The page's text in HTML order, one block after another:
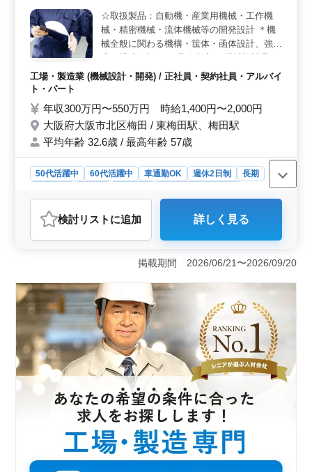
トの時間も確保できます。特に車での通勤を希望される
方にとって便利で快適な職場です。 ＜ベテランも活
躍できる、年齢を問わない設計職＞ 年齢に関係なく活
躍できる環境で、50代・60代も積極採用中です。機械設
計の経験が5年以上あれば応募可能で、豊富なスキルや知
識を即戦力として活かせます。これまでの経験を評価さ
れたい方におすすめです。
☆取扱製品：自動機・産業用機械・工作機
械・精密機械・流体機械等の開発設計 ＊機
械全般に関わる機構・筺体・函体設計、強
・使用ソフト：AutoCAD、PTC など(その他
書作成、評価試験、打合せ 等 備考 ・週休2
日制 ・作業着支給 ・雇用形態相談可能(正社
員、契約社員、パート) 機械設計経験者のみ
求人になります。 取扱製品不問 50代以上機
械設計経験者急募 まずはお気軽にお問い合
わせください♪♪
工場・製造業 (機械設計・開発) / 正社員・契約社員・アルバイ
ト・パート
年収300万円〜550万円 時給1,400円〜2,000円
大阪府大阪市北区梅田 / 東梅田駅、梅田駅
平均年齢 32.6歳 / 最高年齢 57歳
50代活躍中 60代活躍中 車通勤OK 週休2日制
長期
おすすめポイント
＜経験豊富な方を求めて＞ 機械設計経験が10年以上の
方を募集しています。確かな技術と経験を持ち、高度な
設計業務に携われます。製品の開発から設計、評価試験
まで幅広い業務に挑戦しましょう。また、使用ソフトの
種類の経験は問いません。 ＜50代以上の経験者歓迎
＞ 50代以上の方も歓迎します。経験豊富な方のご応募
をお待ちしております。幅広い経験を生かし、新しい挑
戦に積極的に取り組みましょう。経験を活かしたリーダ
ーシップや指導力を発揮し、チームを牽引していただけ
ます。 ＜安定した職場環境＞ 週休2日制や福利厚生
など、働きやすい環境を整えています。経験と実績を活
かし、充実したキャリアを築いてください。また、年間
休日が120日以上となっており、ワークライフバランスも
大切にしています。
検討リスト に追加 詳しく見る
掲載期間 2026/06/21〜2026/09/20